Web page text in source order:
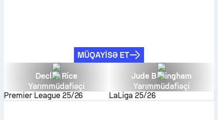
MÜQAYISƏ ET
Declan Rice
Yarımmüdafiəçi
Premier League 25/26
Jude Bellingham
Yarımmüdafiəçi
LaLiga 25/26